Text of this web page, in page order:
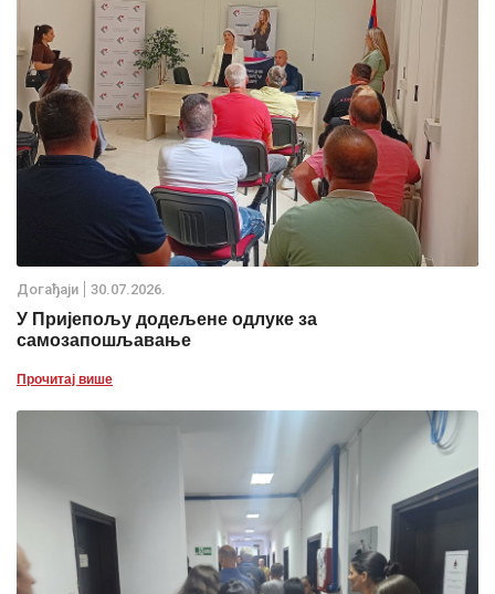
Дoгађаjи 30.07.2026.
У Пријепољу додељене одлуке за
самозапошљавање
Прочитај више